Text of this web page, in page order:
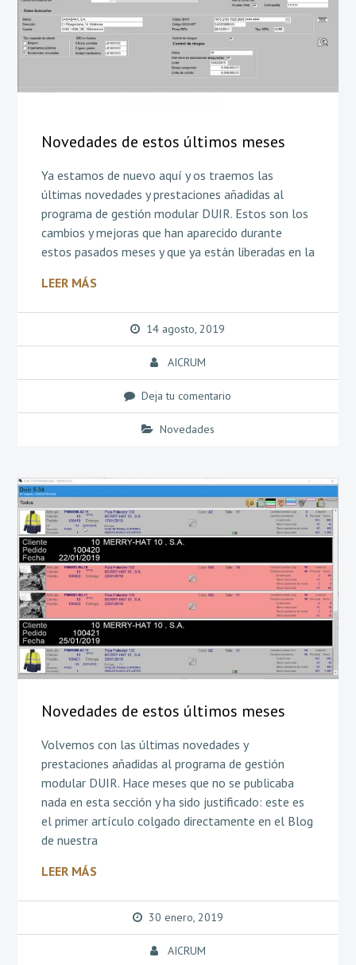
Novedades de estos últimos meses
Ya estamos de nuevo aquí y os traemos las
últimas novedades y prestaciones añadidas al
programa de gestión modular DUIR. Estos son los
cambios y mejoras que han aparecido durante
estos pasados meses y que ya están liberadas en la
LEER MÁS
14 agosto, 2019
AICRUM
Deja tu comentario
Novedades
Novedades de estos últimos meses
Volvemos con las últimas novedades y
prestaciones añadidas al programa de gestión
modular DUIR. Hace meses que no se publicaba
nada en esta sección y ha sido justificado: este es
el primer artículo colgado directamente en el Blog
de nuestra
LEER MÁS
30 enero, 2019
AICRUM